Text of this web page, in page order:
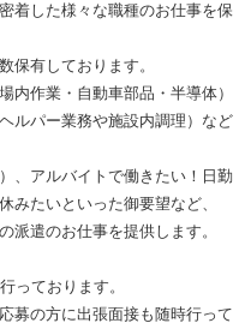
着した様々な職種のお仕事を保
保有しております。
内作業・自動車部品・半導体）
ルパー業務や施設内調理）など
、アルバイトで働きたい！日勤
みたいといった御要望など、
派遣のお仕事を提供します。
っております。
募の方に出張面接も随時行って